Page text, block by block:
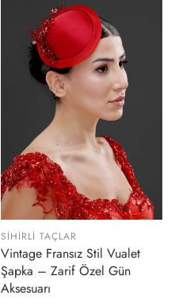
SIHIRLI TAÇLAR
Vintage Fransız Stil Vualet
Şapka – Zarif Özel Gün
Aksesuarı